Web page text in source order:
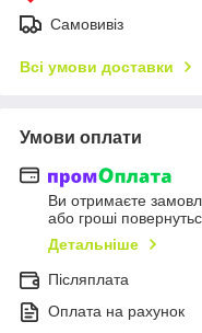
Самовивіз
Всі умови доставки
Умови оплати
Ви отримаєте
або гроші
Детальніше
Післяплата
Оплата на рахунок